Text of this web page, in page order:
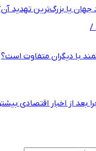
جهان یا بزرگ‌ترین تهدید
/
با دیگران متفاوت است؟
بعد از اخبار اقتصادی